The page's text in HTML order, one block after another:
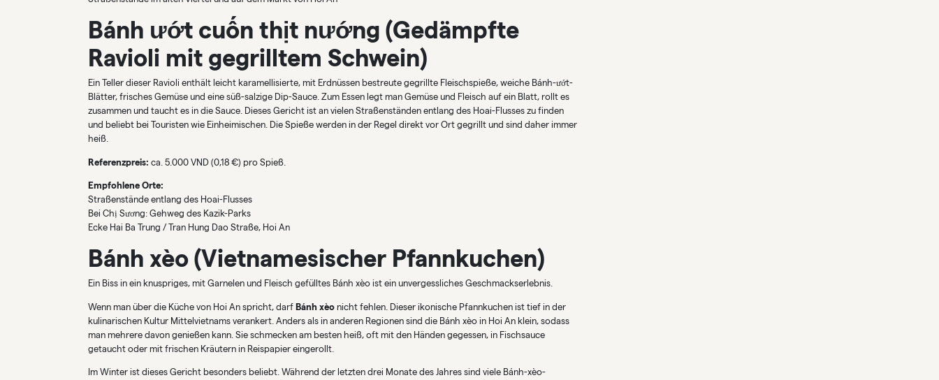
Bánh ướt cuốn thịt nướng (Gedämpfte
Ravioli mit gegrilltem Schwein)
Ein Teller dieser Ravioli enthält leicht karamellisierte, mit Erdnüssen bestreute gegrillte Fleischspieße, weiche Bánh-ướt-
Blätter, frisches Gemüse und eine süß-salzige Dip-Sauce. Zum Essen legt man Gemüse und Fleisch auf ein Blatt, rollt es
zusammen und taucht es in die Sauce. Dieses Gericht ist an vielen Straßenständen entlang des Hoai-Flusses zu finden
und beliebt bei Touristen wie Einheimischen. Die Spieße werden in der Regel direkt vor Ort gegrillt und sind daher immer
heiß.
Referenzpreis: ca. 5.000 VND (0,18 €) pro Spieß.
Empfohlene Orte:
Straßenstände entlang des Hoai-Flusses
Bei Chị Sương: Gehweg des Kazik-Parks
Ecke Hai Ba Trung / Tran Hung Dao Straße, Hoi An
Bánh xèo (Vietnamesischer Pfannkuchen)
Ein Biss in ein knuspriges, mit Garnelen und Fleisch gefülltes Bánh xèo ist ein unvergessliches Geschmackserlebnis.
Wenn man über die Küche von Hoi An spricht, darf Bánh xèo nicht fehlen. Dieser ikonische Pfannkuchen ist tief in der
kulinarischen Kultur Mittelvietnams verankert. Anders als in anderen Regionen sind die Bánh xèo in Hoi An klein, sodass
man mehrere davon genießen kann. Sie schmecken am besten heiß, oft mit den Händen gegessen, in Fischsauce
getaucht oder mit frischen Kräutern in Reispapier eingerollt.
Im Winter ist dieses Gericht besonders beliebt. Während der letzten drei Monate des Jahres sind viele Bánh-xèo-